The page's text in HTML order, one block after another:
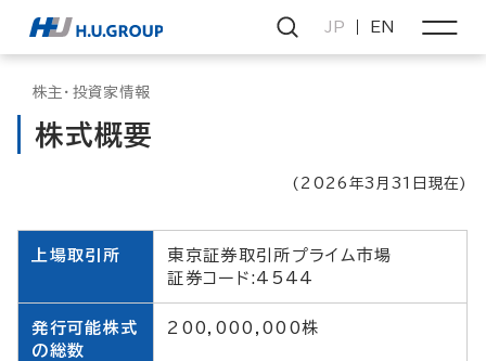
JP EN
株主・投資家情報
株式概要
(2026年3月31日現在)
上場取引所
東京証券取引所プライム市場
証券コード:4544
発行可能株式
の総数
200,000,000株